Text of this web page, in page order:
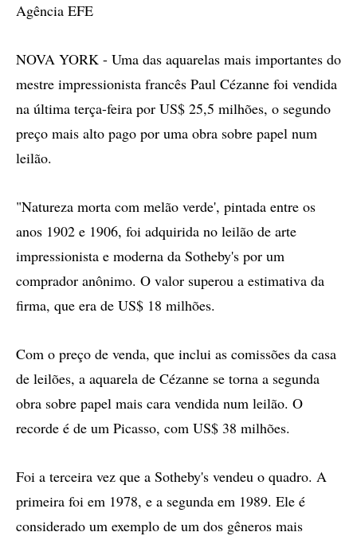
Agência EFE
NOVA YORK - Uma das aquarelas mais importantes do
mestre impressionista francês Paul Cézanne foi vendida
na última terça-feira por US$ 25,5 milhões, o segundo
preço mais alto pago por uma obra sobre papel num
leilão.
"Natureza morta com melão verde', pintada entre os
anos 1902 e 1906, foi adquirida no leilão de arte
impressionista e moderna da Sotheby's por um
comprador anônimo. O valor superou a estimativa da
firma, que era de US$ 18 milhões.
Com o preço de venda, que inclui as comissões da casa
de leilões, a aquarela de Cézanne se torna a segunda
obra sobre papel mais cara vendida num leilão. O
recorde é de um Picasso, com US$ 38 milhões.
Foi a terceira vez que a Sotheby's vendeu o quadro. A
primeira foi em 1978, e a segunda em 1989. Ele é
considerado um exemplo de um dos gêneros mais